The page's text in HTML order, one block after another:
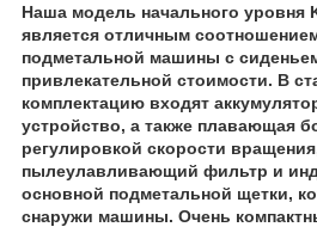
Наша модель начального уровня
является отличным
подметальной машины с
привлекательной стоимости. В
комплектацию входят
устройство, а также плавающая
регулировкой скорости
пылеулавливающий фильтр и
основной подметальной щетки,
снаружи машины. Очень